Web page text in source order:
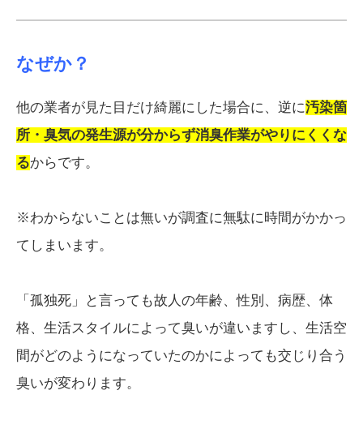
なぜか？
他の業者が見た目だけ綺麗にした場合に、逆に汚染箇
所・臭気の発生源が分からず消臭作業がやりにくくな
るからです。
※わからないことは無いが調査に無駄に時間がかかっ
てしまいます。
「孤独死」と言っても故人の年齢、性別、病歴、体
格、生活スタイルによって臭いが違いますし、生活空
間がどのようになっていたのかによっても交じり合う
臭いが変わります。